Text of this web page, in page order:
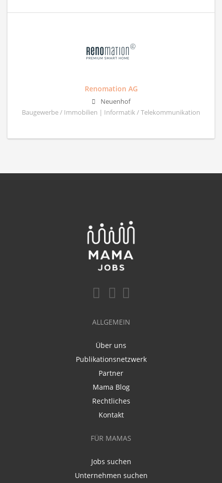
Renomation AG
Neuenhof
Baugewerbe / Immobilien | Informatik / Telekommunikation
ALLGEMEIN
Über uns
Publikationsnetzwerk
Partner
Mama Blog
Rechtliches
Kontakt
FÜR MAMAS
Jobs suchen
Unternehmen suchen